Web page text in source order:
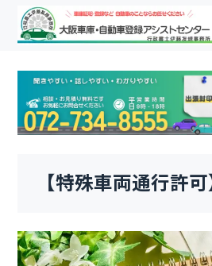
【特殊車両通行許